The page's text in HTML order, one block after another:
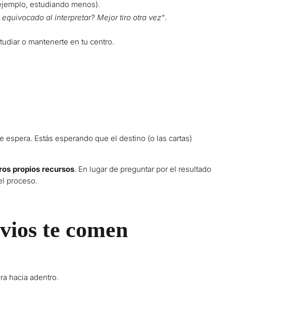
estudiando menos).
equivocado al interpretar? Mejor tiro otra vez".
o mantenerte en tu centro.
espera. Estás esperando que el destino (o las cartas)
propios recursos. En lugar de preguntar por el resultado
proceso.
te comen
hacia adentro.